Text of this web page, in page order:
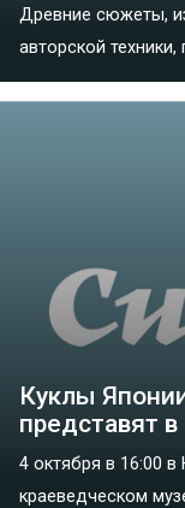
Древние сюжеты,
авторской
Куклы
представят
4 октября в 16:00
краеведческом